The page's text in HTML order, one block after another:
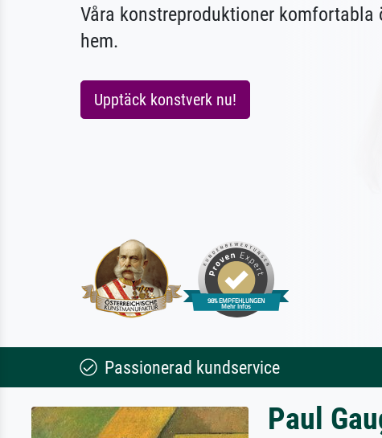
Våra konstreproduktioner
hem.
Upptäck konstverk nu!
Passionerad kundservice
Paul